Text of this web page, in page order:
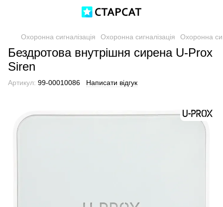
Охоронна сигналізація Охоронна сигналізація Охоронна
Бездротова внутрішня сирена U-Prox
Siren
Артикул: 99-00010086 Написати відгук